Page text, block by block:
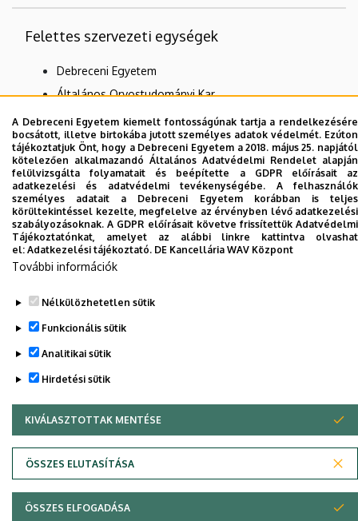
Felettes szervezeti egységek
Debreceni Egyetem
Általános Orvostudományi Kar
ÁOK Dékáni Hivatal
Dolgozói adatmódosítás igénylése a DE
telefonkönyvében|Külső személyek rögzítése a
DE telefonkönyvében|Súgó|Hibabejelentés
Szerzői jog © 2026 Unideb
A Debreceni Egyetem kiemelt fontosságúnak tartja a rendelkezésére
bocsátott, illetve birtokába jutott személyes adatok védelmét. Ezúton
tájékoztatjuk Önt, hogy a Debreceni Egyetem a 2018. május 25. napjától
kötelezően alkalmazandó Általános Adatvédelmi Rendelet alapján
felülvizsgálta folyamatait és beépítette a GDPR előírásait az
adatkezelési és adatvédelmi tevékenységébe. A felhasználók
személyes adatait a Debreceni Egyetem korábban is teljes
körültekintéssel kezelte, megfelelve az érvényben lévő adatkezelési
szabályozásoknak. A GDPR előírásait követve frissítettük Adatvédelmi
Tájékoztatónkat, amelyet az alábbi linkre kattintva olvashat
el: Adatkezelési tájékoztató. DE Kancellária WAV Központ
További információk
Nélkülözhetetlen sütik
Funkcionális sütik
Analitikai sütik
Hirdetési sütik
KIVÁLASZTOTTAK MENTÉSE
ÖSSZES ELUTASÍTÁSA
WITHDRAW CONSENT
ÖSSZES ELFOGADÁSA